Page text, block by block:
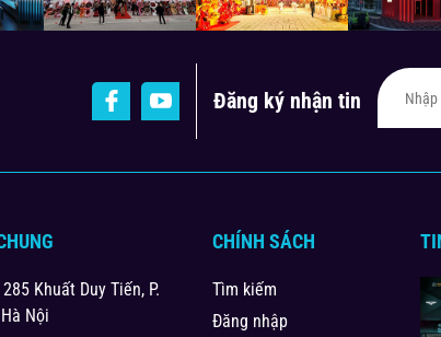
Đăng ký nhận tin
Khuất Duy Tiến, P.
Nội
CHÍNH SÁCH
Tìm kiếm
Đăng nhập